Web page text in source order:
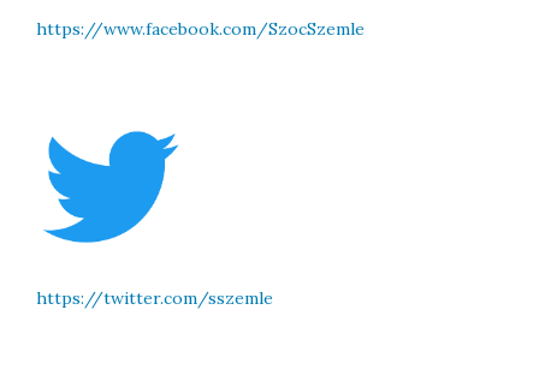
https://www.facebook.com/SzocSzemle
https://twitter.com/sszemle